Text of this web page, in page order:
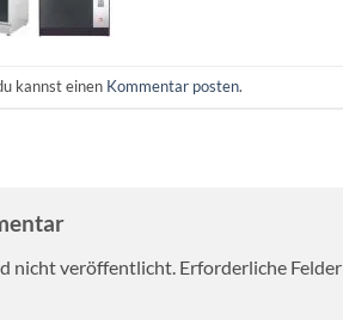
kannst einen Kommentar posten.
nicht veröffentlicht. Erforderliche